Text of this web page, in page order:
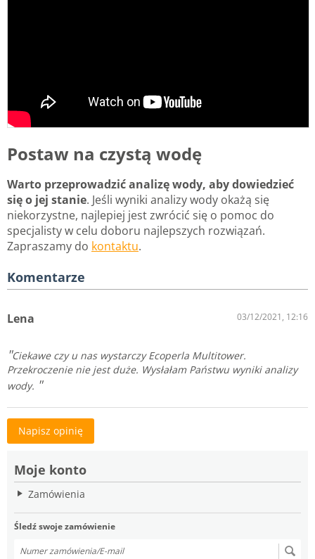
Moje konto
Zamówienia
Śledź swoje zamówienie
Postaw na czystą wodę
Warto przeprowadzić analizę wody, aby dowiedzieć
się o jej stanie. Jeśli wyniki analizy wody okażą się
niekorzystne, najlepiej jest zwrócić się o pomoc do
specjalisty w celu doboru najlepszych rozwiązań.
Zapraszamy do kontaktu.
Komentarze
Lena 03/12/2021, 12:16
Ciekawe czy u nas wystarczy Ecoperla Multitower.
Przekroczenie nie jest duże. Wysłałam Państwu wyniki analizy
wody.
Napisz opinię